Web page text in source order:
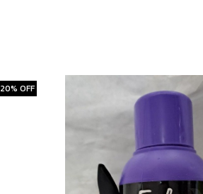
20% OFF